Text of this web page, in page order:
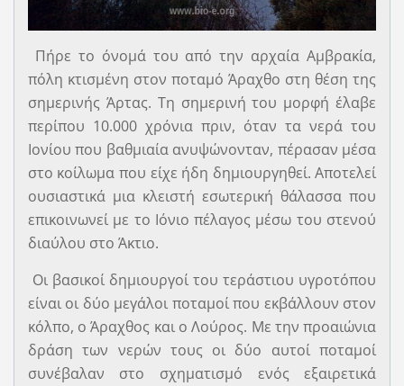
Πήρε το όνομά του από την αρχαία Αμβρακία,
πόλη κτισμένη στον ποταμό Άραχθο στη θέση της
σημερινής Άρτας. Τη σημερινή του μορφή έλαβε
περίπου 10.000 χρόνια πριν, όταν τα νερά του
Ιονίου που βαθμιαία ανυψώνονταν, πέρασαν µέσα
στο κοίλωµα που είχε ήδη δημιουργηθεί. Αποτελεί
ουσιαστικά µια κλειστή εσωτερική θάλασσα που
επικοινωνεί µε το Ιόνιο πέλαγος µέσω του στενού
διαύλου στο Άκτιο.
Οι βασικοί δημιουργοί του τεράστιου υγροτόπου
είναι οι δύο μεγάλοι ποταμοί που εκβάλλουν στον
κόλπο, ο Άραχθος και ο Λούρος. Με την προαιώνια
δράση των νερών τους οι δύο αυτοί ποταμοί
συνέβαλαν στο σχηματισμό ενός εξαιρετικά